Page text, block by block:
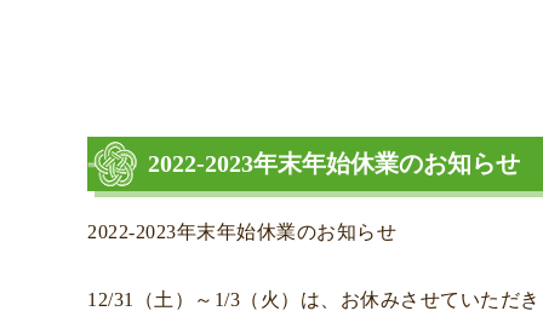
2022-2023年末年始休業のお知らせ
2022-2023年末年始休業のお知らせ
12/31（土）～1/3（火）は、お休みさせていただき